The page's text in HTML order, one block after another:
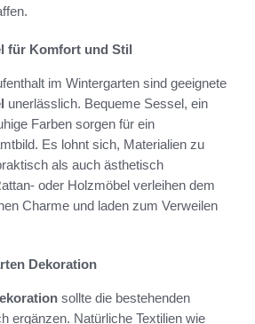
für Komfort und Stil
im Wintergarten sind geeignete
unerlässlich. Bequeme Sessel, ein
Farben sorgen für ein
Es lohnt sich, Materialien zu
als auch ästhetisch
oder Holzmöbel verleihen dem
Charme und laden zum Verweilen
Dekoration
sollte die bestehenden
ergänzen. Natürliche Textilien wie